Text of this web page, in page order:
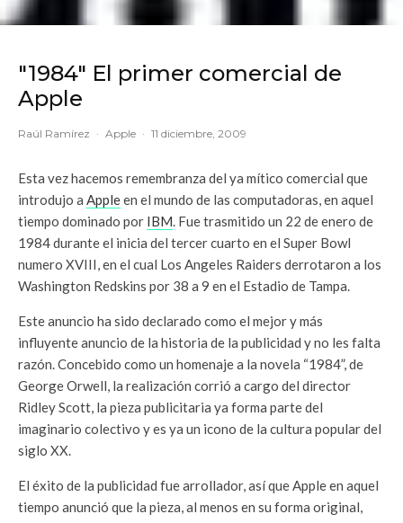
"1984" El primer comercial de
Apple
Raúl Ramírez · Apple · 11 diciembre, 2009
Esta vez hacemos remembranza del ya mítico comercial que
introdujo a Appleen el mundo de las computadoras, en aquel
tiempo dominado por IBM. Fue trasmitido un 22 de enero de
1984 durante el inicia del tercer cuarto en el Super Bowl
numero XVIII, en el cual Los Angeles Raiders derrotaron a los
Washington Redskins por 38 a 9 en el Estadio de Tampa.
Este anuncio ha sido declarado como el mejor y más
influyente anuncio de la historia de la publicidad y no les falta
razón. Concebido como un homenaje a la novela “1984”, de
George Orwell, la realización corrió a cargo del director
Ridley Scott, la pieza publicitaria ya forma parte del
imaginario colectivo y es ya un icono de la cultura popular del
siglo XX.
El éxito de la publicidad fue arrollador, así que Apple en aquel
tiempo anunció que la pieza, al menos en su forma original,